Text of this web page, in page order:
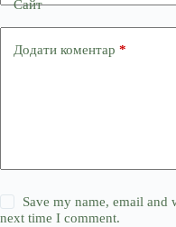
Сайт
Додати коментар *
Save my name, email and
next time I comment.